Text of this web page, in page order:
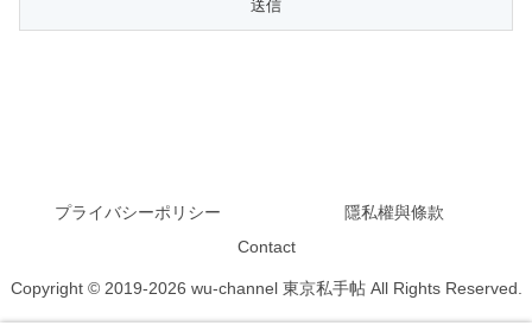
プライバシーポリシー
隱私權與條款
Contact
Copyright © 2019-2026 wu-channel 東京私手帖 All Rights Reserved.